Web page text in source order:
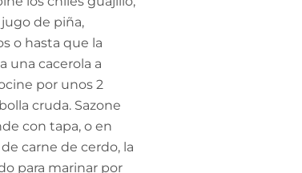
de piña,
o hasta que la
una cacerola a
por unos 2
cruda. Sazone
con tapa, o en
carne de cerdo, la
para marinar por